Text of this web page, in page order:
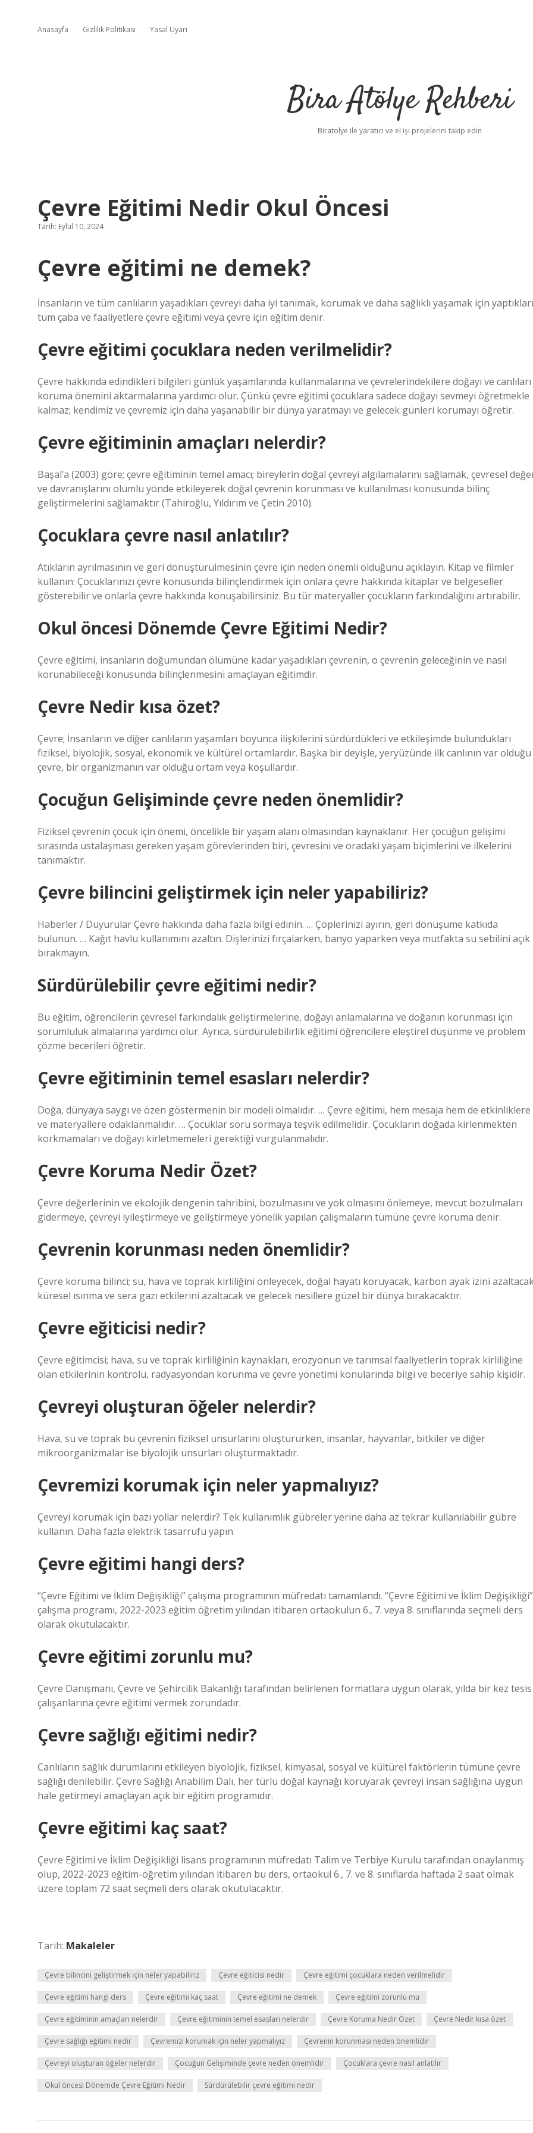
Anasayfa Gizlilik Politikası Yasal Uyarı
Bira Atölye Rehberi
Biratolye ile yaratıcı ve el işi projelerini takip edin
Çevre Eğitimi Nedir Okul Öncesi
Tarih: Eylül 10, 2024
Çevre eğitimi ne demek?
İnsanların ve tüm canlıların yaşadıkları çevreyi daha iyi tanımak, korumak ve daha sağlıklı yaşamak için yaptıkları
tüm çaba ve faaliyetlere çevre eğitimi veya çevre için eğitim denir.
Çevre eğitimi çocuklara neden verilmelidir?
Çevre hakkında edindikleri bilgileri günlük yaşamlarında kullanmalarına ve çevrelerindekilere doğayı ve canlıları
koruma önemini aktarmalarına yardımcı olur. Çünkü çevre eğitimi çocuklara sadece doğayı sevmeyi öğretmekle
kalmaz; kendimiz ve çevremiz için daha yaşanabilir bir dünya yaratmayı ve gelecek günleri korumayı öğretir.
Çevre eğitiminin amaçları nelerdir?
Başal’a (2003) göre; çevre eğitiminin temel amacı; bireylerin doğal çevreyi algılamalarını sağlamak, çevresel
ve davranışlarını olumlu yönde etkileyerek doğal çevrenin korunması ve kullanılması konusunda bilinç
geliştirmelerini sağlamaktır (Tahiroğlu, Yıldırım ve Çetin 2010).
Çocuklara çevre nasıl anlatılır?
Atıkların ayrılmasının ve geri dönüştürülmesinin çevre için neden önemli olduğunu açıklayın. Kitap ve filmler
kullanın: Çocuklarınızı çevre konusunda bilinçlendirmek için onlara çevre hakkında kitaplar ve belgeseller
gösterebilir ve onlarla çevre hakkında konuşabilirsiniz. Bu tür materyaller çocukların farkındalığını artırabilir.
Okul öncesi Dönemde Çevre Eğitimi Nedir?
Çevre eğitimi, insanların doğumundan ölümüne kadar yaşadıkları çevrenin, o çevrenin geleceğinin ve nasıl
korunabileceği konusunda bilinçlenmesini amaçlayan eğitimdir.
Çevre Nedir kısa özet?
Çevre; İnsanların ve diğer canlıların yaşamları boyunca ilişkilerini sürdürdükleri ve etkileşimde bulundukları
fiziksel, biyolojik, sosyal, ekonomik ve kültürel ortamlardır. Başka bir deyişle, yeryüzünde ilk canlının var olduğu
çevre, bir organizmanın var olduğu ortam veya koşullardır.
Çocuğun Gelişiminde çevre neden önemlidir?
Fiziksel çevrenin çocuk için önemi, öncelikle bir yaşam alanı olmasından kaynaklanır. Her çocuğun gelişimi
sırasında ustalaşması gereken yaşam görevlerinden biri, çevresini ve oradaki yaşam biçimlerini ve ilkelerini
tanımaktır.
Çevre bilincini geliştirmek için neler yapabiliriz?
Haberler / Duyurular Çevre hakkında daha fazla bilgi edinin. … Çöplerinizi ayırın, geri dönüşüme katkıda
bulunun. … Kağıt havlu kullanımını azaltın. Dişlerinizi fırçalarken, banyo yaparken veya mutfakta su sebilini açık
bırakmayın.
Sürdürülebilir çevre eğitimi nedir?
Bu eğitim, öğrencilerin çevresel farkındalık geliştirmelerine, doğayı anlamalarına ve doğanın korunması için
sorumluluk almalarına yardımcı olur. Ayrıca, sürdürülebilirlik eğitimi öğrencilere eleştirel düşünme ve problem
çözme becerileri öğretir.
Çevre eğitiminin temel esasları nelerdir?
Doğa, dünyaya saygı ve özen göstermenin bir modeli olmalıdır. … Çevre eğitimi, hem mesaja hem de etkinliklere
ve materyallere odaklanmalıdır. … Çocuklar soru sormaya teşvik edilmelidir. Çocukların doğada kirlenmekten
korkmamaları ve doğayı kirletmemeleri gerektiği vurgulanmalıdır.
Çevre Koruma Nedir Özet?
Çevre değerlerinin ve ekolojik dengenin tahribini, bozulmasını ve yok olmasını önlemeye, mevcut bozulmaları
gidermeye, çevreyi iyileştirmeye ve geliştirmeye yönelik yapılan çalışmaların tümüne çevre koruma denir.
Çevrenin korunması neden önemlidir?
Çevre koruma bilinci; su, hava ve toprak kirliliğini önleyecek, doğal hayatı koruyacak, karbon ayak izini
küresel ısınma ve sera gazı etkilerini azaltacak ve gelecek nesillere güzel bir dünya bırakacaktır.
Çevre eğiticisi nedir?
Çevre eğitimcisi; hava, su ve toprak kirliliğinin kaynakları, erozyonun ve tarımsal faaliyetlerin toprak kirliliğine
olan etkilerinin kontrolü, radyasyondan korunma ve çevre yönetimi konularında bilgi ve beceriye sahip kişidir.
Çevreyi oluşturan öğeler nelerdir?
Hava, su ve toprak bu çevrenin fiziksel unsurlarını oluştururken, insanlar, hayvanlar, bitkiler ve diğer
mikroorganizmalar ise biyolojik unsurları oluşturmaktadır.
Çevremizi korumak için neler yapmalıyız?
Çevreyi korumak için bazı yollar nelerdir? Tek kullanımlık gübreler yerine daha az tekrar kullanılabilir gübre
kullanın. Daha fazla elektrik tasarrufu yapın
Çevre eğitimi hangi ders?
“Çevre Eğitimi ve İklim Değişikliği” çalışma programının müfredatı tamamlandı. “Çevre Eğitimi ve İklim Değişikliği”
çalışma programı, 2022-2023 eğitim öğretim yılından itibaren ortaokulun 6., 7. veya 8. sınıflarında seçmeli ders
olarak okutulacaktır.
Çevre eğitimi zorunlu mu?
Çevre Danışmanı, Çevre ve Şehircilik Bakanlığı tarafından belirlenen formatlara uygun olarak, yılda bir kez tesis
çalışanlarına çevre eğitimi vermek zorundadır.
Çevre sağlığı eğitimi nedir?
Canlıların sağlık durumlarını etkileyen biyolojik, fiziksel, kimyasal, sosyal ve kültürel faktörlerin tümüne çevre
sağlığı denilebilir. Çevre Sağlığı Anabilim Dalı, her türlü doğal kaynağı koruyarak çevreyi insan sağlığına uygun
hale getirmeyi amaçlayan açık bir eğitim programıdır.
Çevre eğitimi kaç saat?
Çevre Eğitimi ve İklim Değişikliği lisans programının müfredatı Talim ve Terbiye Kurulu tarafından onaylanmış
olup, 2022-2023 eğitim-öğretim yılından itibaren bu ders, ortaokul 6., 7. ve 8. sınıflarda haftada 2 saat olmak
üzere toplam 72 saat seçmeli ders olarak okutulacaktır.
Tarih: Makaleler
Çevre bilincini geliştirmek için neler yapabiliriz Çevre eğiticisi nedir Çevre eğitimi çocuklara neden verilmelidir
Çevre eğitimi hangi ders Çevre eğitimi kaç saat Çevre eğitimi ne demek Çevre eğitimi zorunlu mu
Çevre eğitiminin amaçları nelerdir Çevre eğitiminin temel esasları nelerdir Çevre Koruma Nedir Özet Çevre Nedir kısa özet
Çevre sağlığı eğitimi nedir Çevremizi korumak için neler yapmalıyız Çevrenin korunması neden önemlidir
Çevreyi oluşturan öğeler nelerdir Çocuğun Gelişiminde çevre neden önemlidir Çocuklara çevre nasıl anlatılır
Okul öncesi Dönemde Çevre Eğitimi Nedir Sürdürülebilir çevre eğitimi nedir